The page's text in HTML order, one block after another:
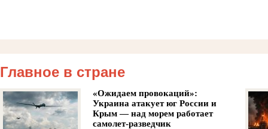
Главное в стране
«Ожидаем провокаций»:
Украина атакует юг России и
Крым — над морем работает
самолет-разведчик